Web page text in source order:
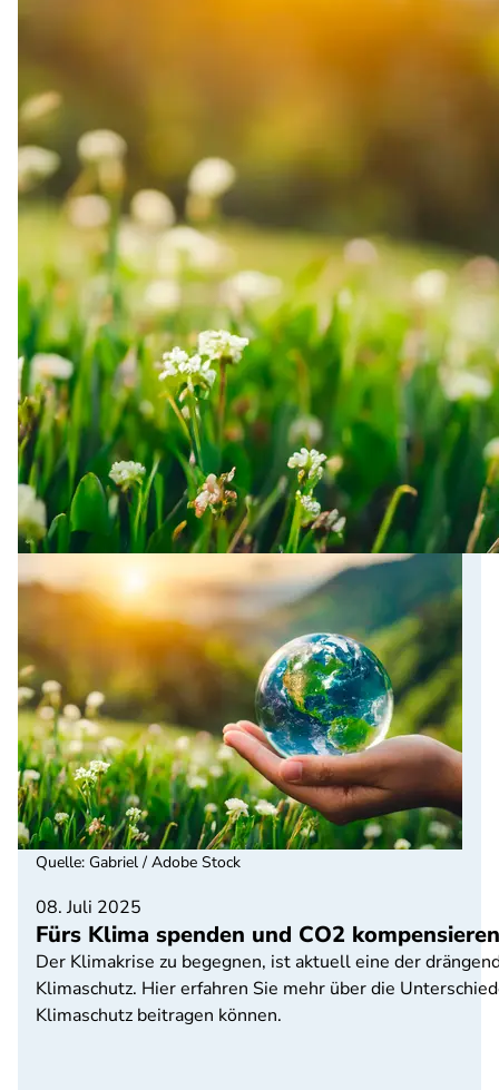
08. Juli 2025
Fürs Klima spenden und CO2
Der Klimakrise zu begegnen, ist aktuell eine der
Klimaschutz. Hier erfahren Sie mehr über die
Klimaschutz beitragen können.
Quelle: Gabriel / Adobe Stock